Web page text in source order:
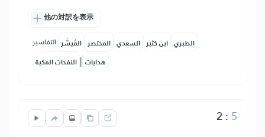
他の対訳を表示
التفاسير: المُيسَّر المختصر السعدي ابن كثير الطبري
النفحات المكية | هدايات
2 : 5